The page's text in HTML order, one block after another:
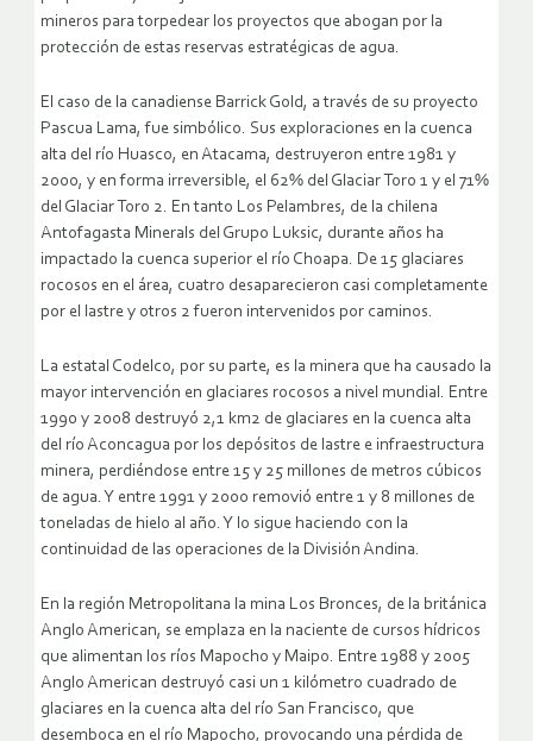
mineros para torpedear los proyectos que abogan por la
protección de estas reservas estratégicas de agua.
El caso de la canadiense Barrick Gold, a través de su proyecto
Pascua Lama, fue simbólico. Sus exploraciones en la cuenca
alta del río Huasco, en Atacama, destruyeron entre 1981 y
2000, y en forma irreversible, el 62% del Glaciar Toro 1 y el 71%
del Glaciar Toro 2. En tanto Los Pelambres, de la chilena
Antofagasta Minerals del Grupo Luksic, durante años ha
impactado la cuenca superior el río Choapa. De 15 glaciares
rocosos en el área, cuatro desaparecieron casi completamente
por el lastre y otros 2 fueron intervenidos por caminos.
La estatal Codelco, por su parte, es la minera que ha causado la
mayor intervención en glaciares rocosos a nivel mundial. Entre
1990 y 2008 destruyó 2,1 km2 de glaciares en la cuenca alta
del río Aconcagua por los depósitos de lastre e infraestructura
minera, perdiéndose entre 15 y 25 millones de metros cúbicos
de agua. Y entre 1991 y 2000 removió entre 1 y 8 millones de
toneladas de hielo al año. Y lo sigue haciendo con la
continuidad de las operaciones de la División Andina.
En la región Metropolitana la mina Los Bronces, de la británica
Anglo American, se emplaza en la naciente de cursos hídricos
que alimentan los ríos Mapocho y Maipo. Entre 1988 y 2005
Anglo American destruyó casi un 1 kilómetro cuadrado de
glaciares en la cuenca alta del río San Francisco, que
desemboca en el río Mapocho, provocando una pérdida de